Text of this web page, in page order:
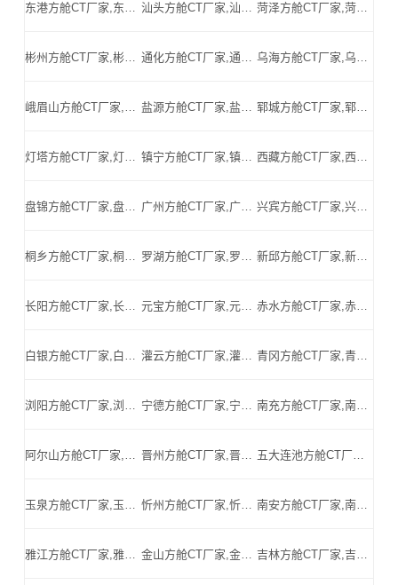
东港方舱CT厂家,东港方舱式CT,东港CT方舱,东港方舱CT,东港医用CT方舱,东港移动方舱CT-东港医用CT方舱公司 汕头方舱CT厂家,汕头方舱式CT,汕头CT方舱,汕头方舱CT,汕头医用CT方舱,汕头移动方舱CT-汕头医用CT方舱公司 菏泽方舱CT厂家,菏泽方舱式CT,菏泽CT方舱,菏泽方舱CT,菏泽医用CT方舱,菏泽移动方舱CT-菏泽医用CT方舱公司
彬州方舱CT厂家,彬州方舱式CT,彬州CT方舱,彬州方舱CT,彬州医用CT方舱,彬州移动方舱CT-彬州医用CT方舱公司 通化方舱CT厂家,通化方舱式CT,通化CT方舱,通化方舱CT,通化医用CT方舱,通化移动方舱CT-通化医用CT方舱公司 乌海方舱CT厂家,乌海方舱式CT,乌海CT方舱,乌海方舱CT,乌海医用CT方舱,乌海移动方舱CT-乌海医用CT方舱公司
峨眉山方舱CT厂家,峨眉山方舱式CT,峨眉山CT方舱,峨眉山方舱CT,峨眉山医用CT方舱,峨眉山移动方舱CT-峨眉山医用CT方舱公司 盐源方舱CT厂家,盐源方舱式CT,盐源CT方舱,盐源方舱CT,盐源医用CT方舱,盐源移动方舱CT-盐源医用CT方舱公司 郓城方舱CT厂家,郓城方舱式CT,郓城CT方舱,郓城方舱CT,郓城医用CT方舱,郓城移动方舱CT-郓城医用CT方舱公司
灯塔方舱CT厂家,灯塔方舱式CT,灯塔CT方舱,灯塔方舱CT,灯塔医用CT方舱,灯塔移动方舱CT-灯塔医用CT方舱公司 镇宁方舱CT厂家,镇宁方舱式CT,镇宁CT方舱,镇宁方舱CT,镇宁医用CT方舱,镇宁移动方舱CT-镇宁医用CT方舱公司 西藏方舱CT厂家,西藏方舱式CT,西藏CT方舱,西藏方舱CT,西藏医用CT方舱,西藏移动方舱CT-西藏医用CT方舱公司
盘锦方舱CT厂家,盘锦方舱式CT,盘锦CT方舱,盘锦方舱CT,盘锦医用CT方舱,盘锦移动方舱CT-盘锦医用CT方舱公司 广州方舱CT厂家,广州方舱式CT,广州CT方舱,广州方舱CT,广州医用CT方舱,广州移动方舱CT-广州医用CT方舱公司 兴宾方舱CT厂家,兴宾方舱式CT,兴宾CT方舱,兴宾方舱CT,兴宾医用CT方舱,兴宾移动方舱CT-兴宾医用CT方舱公司
桐乡方舱CT厂家,桐乡方舱式CT,桐乡CT方舱,桐乡方舱CT,桐乡医用CT方舱,桐乡移动方舱CT-桐乡医用CT方舱公司 罗湖方舱CT厂家,罗湖方舱式CT,罗湖CT方舱,罗湖方舱CT,罗湖医用CT方舱,罗湖移动方舱CT-罗湖医用CT方舱公司 新邱方舱CT厂家,新邱方舱式CT,新邱CT方舱,新邱方舱CT,新邱医用CT方舱,新邱移动方舱CT-新邱医用CT方舱公司
长阳方舱CT厂家,长阳方舱式CT,长阳CT方舱,长阳方舱CT,长阳医用CT方舱,长阳移动方舱CT-长阳医用CT方舱公司 元宝方舱CT厂家,元宝方舱式CT,元宝CT方舱,元宝方舱CT,元宝医用CT方舱,元宝移动方舱CT-元宝医用CT方舱公司 赤水方舱CT厂家,赤水方舱式CT,赤水CT方舱,赤水方舱CT,赤水医用CT方舱,赤水移动方舱CT-赤水医用CT方舱公司
白银方舱CT厂家,白银方舱式CT,白银CT方舱,白银方舱CT,白银医用CT方舱,白银移动方舱CT-白银医用CT方舱公司 灌云方舱CT厂家,灌云方舱式CT,灌云CT方舱,灌云方舱CT,灌云医用CT方舱,灌云移动方舱CT-灌云医用CT方舱公司 青冈方舱CT厂家,青冈方舱式CT,青冈CT方舱,青冈方舱CT,青冈医用CT方舱,青冈移动方舱CT-青冈医用CT方舱公司
浏阳方舱CT厂家,浏阳方舱式CT,浏阳CT方舱,浏阳方舱CT,浏阳医用CT方舱,浏阳移动方舱CT-浏阳医用CT方舱公司 宁德方舱CT厂家,宁德方舱式CT,宁德CT方舱,宁德方舱CT,宁德医用CT方舱,宁德移动方舱CT-宁德医用CT方舱公司 南充方舱CT厂家,南充方舱式CT,南充CT方舱,南充方舱CT,南充医用CT方舱,南充移动方舱CT-南充医用CT方舱公司
阿尔山方舱CT厂家,阿尔山方舱式CT,阿尔山CT方舱,阿尔山方舱CT,阿尔山医用CT方舱,阿尔山移动方舱CT-阿尔山医用CT方舱公司 晋州方舱CT厂家,晋州方舱式CT,晋州CT方舱,晋州方舱CT,晋州医用CT方舱,晋州移动方舱CT-晋州医用CT方舱公司 五大连池方舱CT厂家,五大连池方舱式CT,五大连池CT方舱,五大连池方舱CT,五大连池医用CT方舱,五大连池移动方舱CT-五大连池医用CT方舱公司
玉泉方舱CT厂家,玉泉方舱式CT,玉泉CT方舱,玉泉方舱CT,玉泉医用CT方舱,玉泉移动方舱CT-玉泉医用CT方舱公司 忻州方舱CT厂家,忻州方舱式CT,忻州CT方舱,忻州方舱CT,忻州医用CT方舱,忻州移动方舱CT-忻州医用CT方舱公司 南安方舱CT厂家,南安方舱式CT,南安CT方舱,南安方舱CT,南安医用CT方舱,南安移动方舱CT-南安医用CT方舱公司
雅江方舱CT厂家,雅江方舱式CT,雅江CT方舱,雅江方舱CT,雅江医用CT方舱,雅江移动方舱CT-雅江医用CT方舱公司 金山方舱CT厂家,金山方舱式CT,金山CT方舱,金山方舱CT,金山医用CT方舱,金山移动方舱CT-金山医用CT方舱公司 吉林方舱CT厂家,吉林方舱式CT,吉林CT方舱,吉林方舱CT,吉林医用CT方舱,吉林移动方舱CT-吉林医用CT方舱公司